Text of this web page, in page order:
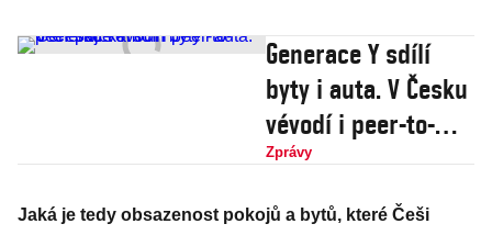
Generace Y sdílí
byty i auta. V Česku
vévodí i peer-to-
peer půjčkám
Zprávy
Jaká je tedy obsazenost pokojů a bytů, které Češi